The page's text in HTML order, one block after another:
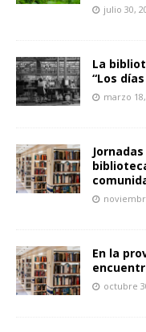
julio 30,
La
“Los
marzo 18,
En la
octubre